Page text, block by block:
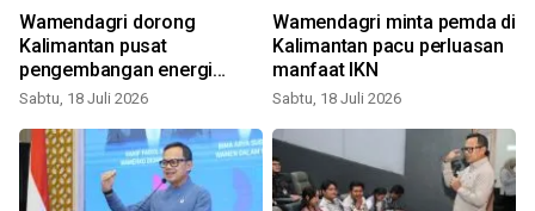
Wamendagri dorong
Kalimantan pusat
pengembangan energi
rendah karbon
Sabtu, 18 Juli 2026
Wamendagri minta pemda di
Kalimantan pacu perluasan
manfaat IKN
Sabtu, 18 Juli 2026